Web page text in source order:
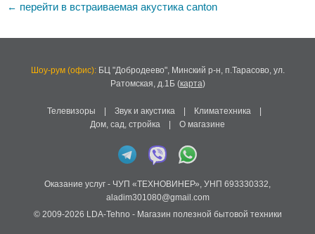
← перейти в встраиваемая акустика canton
Шоу-рум (офис):БЦ "Добродеево", Минский р-н, п.Тарасово, ул.
Ратомская, д.1Б(карта)
Телевизоры Звук и акустика Климатехника
Дом, сад, стройка
О магазине
Оказание услуг - ЧУП «ТЕХНОВИНЕР», УНП 693330332,
aladim301080@gmail.com
© 2009-2026 LDA-Tehno - Магазин полезной бытовой техники